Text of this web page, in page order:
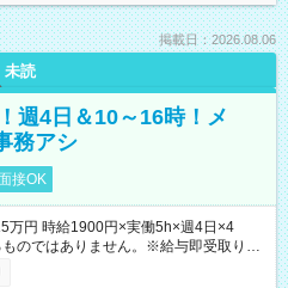
掲載日：2026.08.06
未読
週4日＆10～16時！メ
務アシ
接OK
円 時給1900円×実働5h×週4日×4
のではありません。※給与即受取りサ
有）